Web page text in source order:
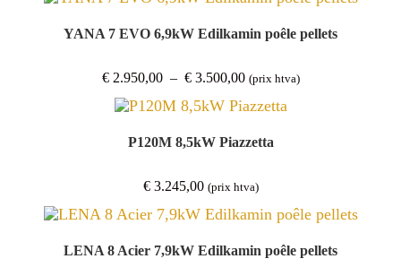
YANA 7 EVO 6,9kW Edilkamin poêle pellets
€2.950,00 – €3.500,00Plage
de
€ 2.950,00
€ 3.500,00
(prix htva)
P120M 8,5kW Piazzetta
€3.245,00 (prix htva)
LENA 8 Acier 7,9kW Edilkamin poêle pellets